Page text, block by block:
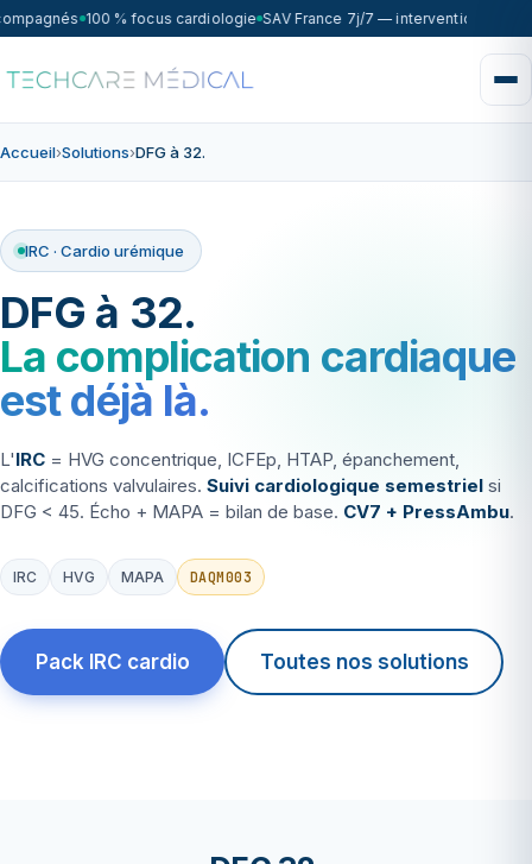
100 % focus cardiologie SAV France 7j/7 — intervention sous
Accueil›Solutions›DFG à 32.
IRC · Cardio urémique
DFG à 32.
La complication cardiaque
est déjà là.
L'IRC = HVG concentrique, ICFEp, HTAP, épanchement,
calcifications valvulaires. Suivi cardiologique semestriel si
DFG < 45. Écho + MAPA = bilan de base. CV7 + PressAmbu.
IRC HVG MAPA DAQM003
Pack IRC cardio Toutes nos solutions